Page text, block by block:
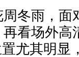
冬雨，面
看场外高
尤其明显